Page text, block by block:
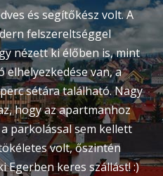
és segítőkész volt. A
felszereltséggel
nézett ki élőben is, mint
elhelyezkedése van, a
sétára található. Nagy
hogy az apartmanhoz
parkolással sem kellett
volt, őszintén
Egerben keres szállást! :)